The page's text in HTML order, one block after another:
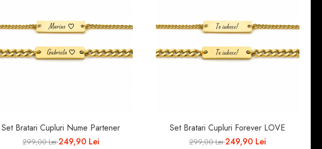
Set Bratari Cupluri Nume Partener
299,00 Lei249,90 Lei
Set Bratari Cupluri Forever LOVE
299,00 Lei249,90 Lei